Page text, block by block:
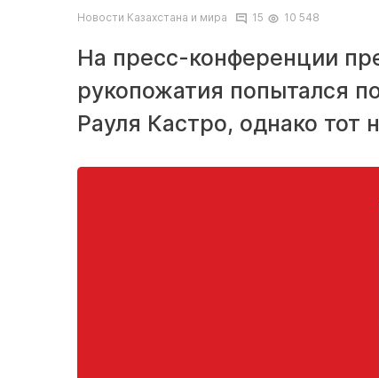
Новости Казахстана и мира 15 10 548
На пресс-конференции
рукопожатия попытался
Рауля Кастро, однако тот